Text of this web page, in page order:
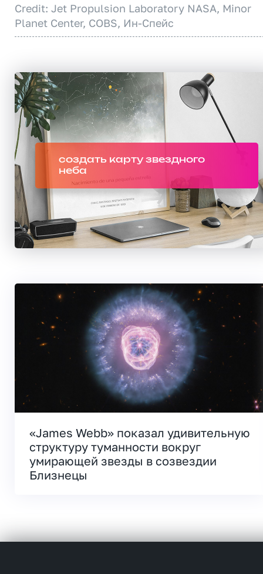
Credit: Jet Propulsion Laboratory NASA, Minor
Planet Center, COBS, Ин-Спейс
создать карту звездного
неба
«James Webb» показал удивительную
структуру туманности вокруг
умирающей звезды в созвездии
Близнецы